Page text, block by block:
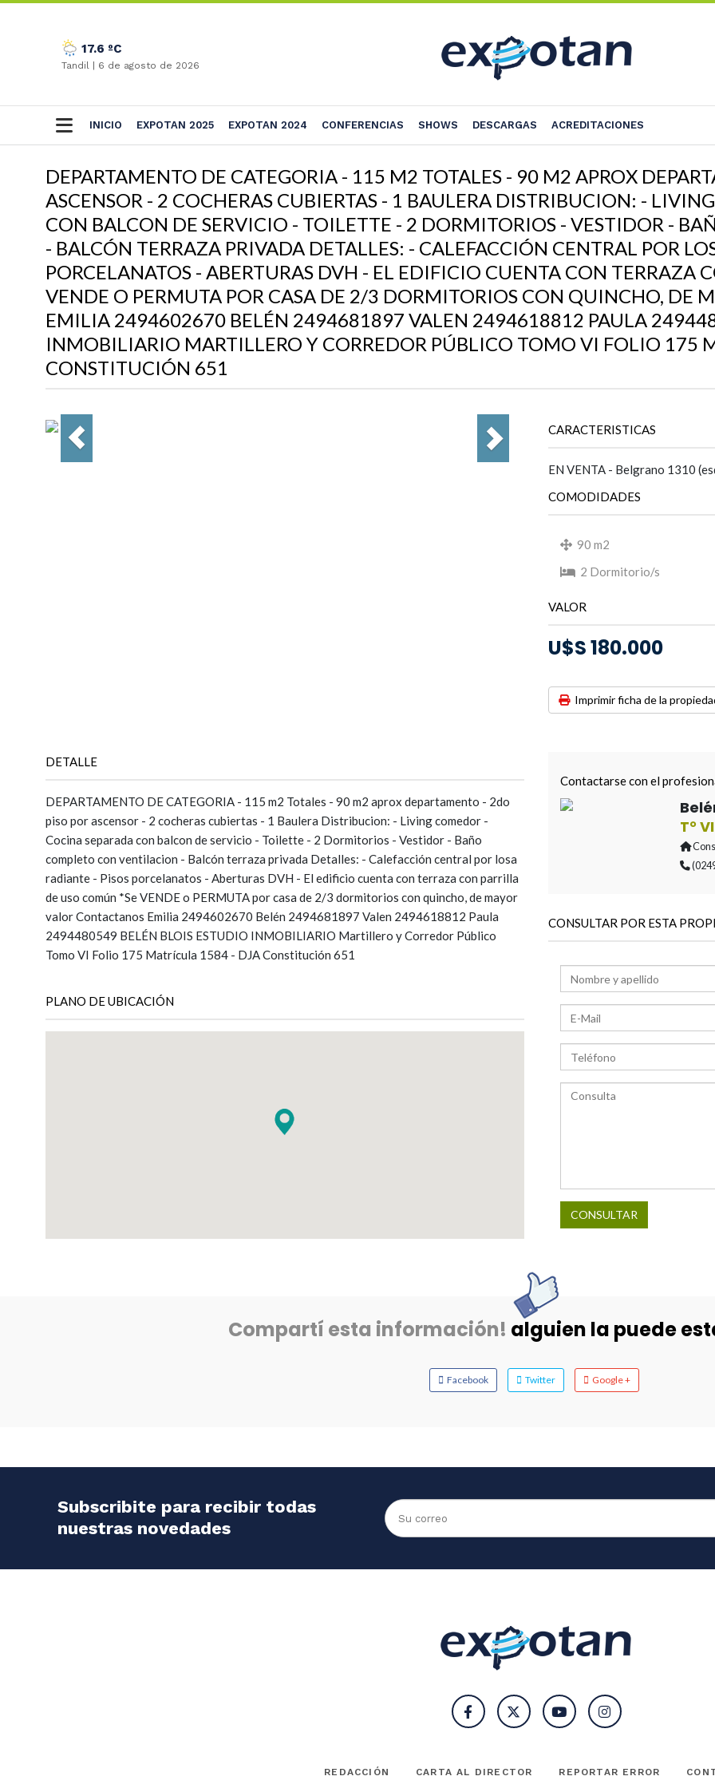
17.6 ºC
Tandil | 6 de agosto de 2026
INICIO EXPOTAN 2025 EXPOTAN 2024 CONFERENCIAS SHOWS DESCARGAS ACREDITACIONES
DEPARTAMENTO DE CATEGORIA - 115 M2 TOTALES - 90 M2 APROX
ASCENSOR - 2 COCHERAS CUBIERTAS - 1 BAULERA DISTRIBUCION: -
CON BALCON DE SERVICIO - TOILETTE - 2 DORMITORIOS - VESTIDOR -
- BALCÓN TERRAZA PRIVADA DETALLES: - CALEFACCIÓN CENTRAL POR
PORCELANATOS - ABERTURAS DVH - EL EDIFICIO CUENTA CON TERRAZA
VENDE O PERMUTA POR CASA DE 2/3 DORMITORIOS CON QUINCHO, DE
EMILIA 2494602670 BELÉN 2494681897 VALEN 2494618812 PAULA
INMOBILIARIO MARTILLERO Y CORREDOR PÚBLICO TOMO VI FOLIO 175
CONSTITUCIÓN 651
CARACTERISTICAS
EN VENTA - Belgrano 1310
COMODIDADES
90 m2
2 Dormitorio/s
VALOR
U$S 180.000
Imprimir ficha de la
DETALLE
DEPARTAMENTO DE CATEGORIA - 115 m2 Totales - 90 m2 aprox departamento - 2do
piso por ascensor - 2 cocheras cubiertas - 1 Baulera Distribucion: - Living comedor -
Cocina separada con balcon de servicio - Toilette - 2 Dormitorios - Vestidor - Baño
completo con ventilacion - Balcón terraza privada Detalles: - Calefacción central por losa
radiante - Pisos porcelanatos - Aberturas DVH - El edificio cuenta con terraza con parrilla
de uso común *Se VENDE o PERMUTA por casa de 2/3 dormitorios con quincho, de mayor
valor Contactanos Emilia 2494602670 Belén 2494681897 Valen 2494618812 Paula
2494480549 BELÉN BLOIS ESTUDIO INMOBILIARIO Martillero y Corredor Público
Tomo VI Folio 175 Matrícula 1584 - DJA Constitución 651
PLANO DE UBICACIÓN
Contactarse con el
T°
CONSULTAR POR ESTA
CONSULTAR
Compartí esta información! alguien la puede
Facebook Twitter Google +
Subscribite para recibir todas
nuestras novedades
REDACCIÓN CARTA AL DIRECTOR REPORTAR ERROR